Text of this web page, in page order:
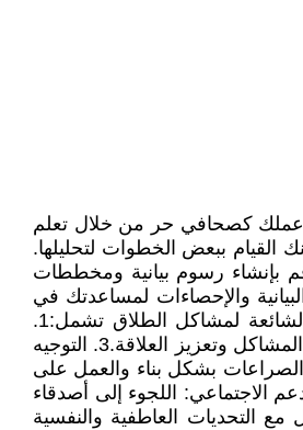
عملك كصحافي حر من خلال تعلم
القيام ببعض الخطوات لتحليلها.
قم بإنشاء رسوم بيانية ومخططات
والإحصاءات لمساعدتك في
هذه العملية. ولا تنسى أن تكون دقيقًا وموضوعيًا في تحليل البيانات.إذا كنت بحاجة إلى مزيد من المعلومات، فأنا هنا للمساعدة.بعض الحلول الشائعة لمشاكل الطلاق تشمل:1.
التواصل الفعال: التحدث بصراحة واستماع بعناية للشريك لفهم احتياجاته ومخاوفه.2. العلاج الزوجي: اللجوء إلى مساعدة متخصصة للعمل على حل المشاكل وتعزيز العلاقة.3. التوجيه
إدارة الصراعات: تعلم كيفية التعامل مع الصراعات بشكل بناء والعمل على
الاستشارة القانونية: استشارة محامي لفهم حقوقك القانونية والخطوات التي يمكن اتخاذها خلال عملية الطلاق.6. الدعم الاجتماعي: اللجوء إلى أصدقاء
للتعامل مع التحديات العاطفية والنفسية